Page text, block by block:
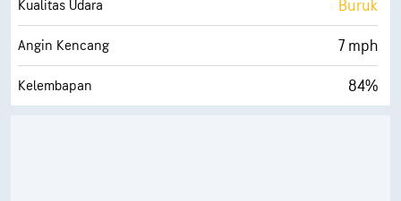
Kualitas Udara Buruk
Angin Kencang 7 mph
Kelembapan 84%